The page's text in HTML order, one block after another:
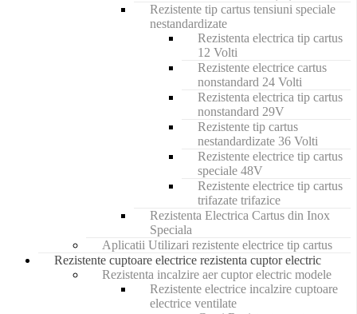
Rezistente tip cartus tensiuni speciale
nestandardizate
Rezistenta electrica tip cartus
12 Volti
Rezistente electrice cartus
nonstandard 24 Volti
Rezistenta electrica tip cartus
nonstandard 29V
Rezistente tip cartus
nestandardizate 36 Volti
Rezistente electrice tip cartus
speciale 48V
Rezistente electrice tip cartus
trifazate trifazice
Rezistenta Electrica Cartus din Inox
Speciala
Aplicatii Utilizari rezistente electrice tip cartus
Rezistente cuptoare electrice rezistenta cuptor electric
Rezistenta incalzire aer cuptor electric modele
Rezistente electrice incalzire cuptoare
electrice ventilate